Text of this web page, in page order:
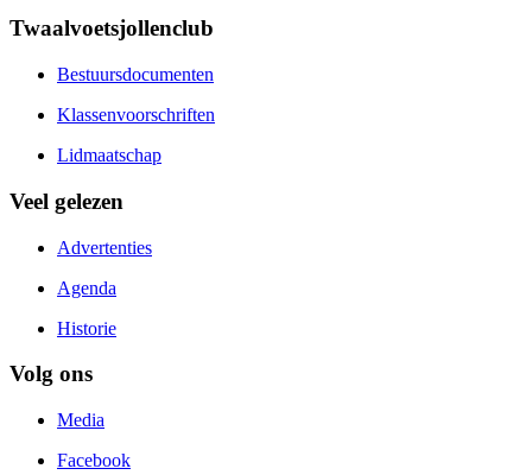
Twaalvoetsjollenclub
Bestuursdocumenten
Klassenvoorschriften
Lidmaatschap
Veel gelezen
Advertenties
Agenda
Historie
Volg ons
Media
Facebook